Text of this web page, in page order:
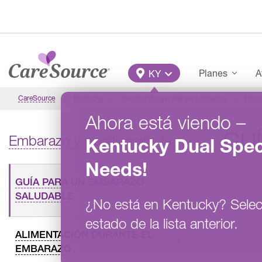
Main Menu
KY
Ahora está viendo –
KentuckyDual
Needs!
¿No está en Kentucky?
estado de la lista anterior.
Planes
CareSource
Embarazo y planificación familiar
GUÍA PARA UN EMBARAZO
SALUDABLE
ALIMENTACIÓN DURANTE EL
EMBARAZO